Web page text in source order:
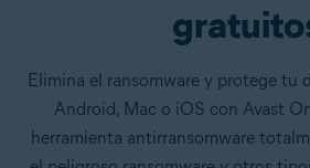
Elimina el ransomware y protege tu
Android, Mac o iOS con Avast
herramienta antirransomware